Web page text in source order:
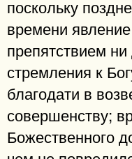
поскольку
времени
препятствием
стремления к
благодати в
совершенству;
Божественного